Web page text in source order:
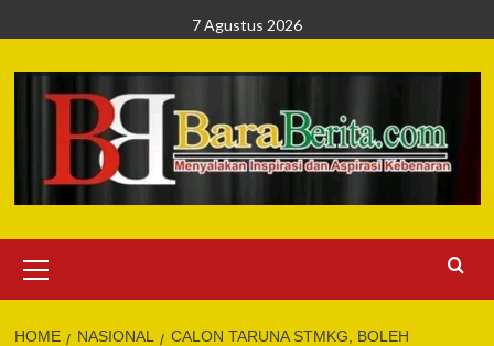
to
content
7 Agustus 2026
Menu
HOME NASIONAL
CALON TARUNA STMKG, BOLEH